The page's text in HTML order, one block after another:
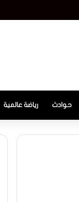
حوادث رياضة عالمية